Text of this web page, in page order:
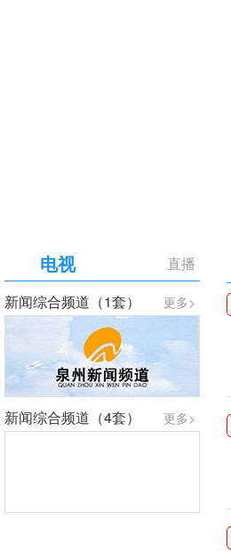
直播
电视
更多>
新闻综合频道（1套）
更多>
新闻综合频道（4套）